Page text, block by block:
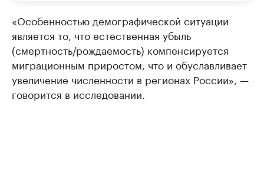
«Особенностью демографической ситуации
является то, что естественная убыль
(смертность/рождаемость) компенсируется
миграционным приростом, что и обуславливает
увеличение численности в регионах России», —
говорится в исследовании.